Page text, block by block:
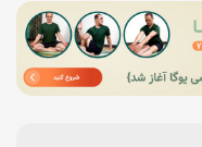
یوگا هستند و به این
که هدف اصلی آنها الهام